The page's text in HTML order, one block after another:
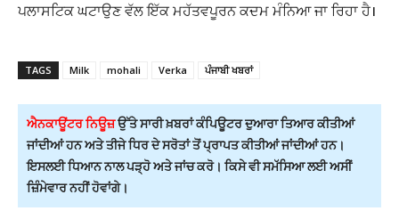
ਪਲਾਸਟਿਕ ਘਟਾਉਣ ਵੱਲ ਇੱਕ ਮਹੱਤਵਪੂਰਨ ਕਦਮ ਮੰਨਿਆ ਜਾ ਰਿਹਾ ਹੈ।
TAGS Milk mohali Verka ਪੰਜਾਬੀ ਖਬਰਾਂ
ਐਨਕਾਊਂਟਰ ਨਿਊਜ਼ਉੱਤੇ ਸਾਰੀ ਖ਼ਬਰਾਂ ਕੰਪਿਊਟਰ ਦੁਆਰਾ ਤਿਆਰ ਕੀਤੀਆਂ
ਜਾਂਦੀਆਂ ਹਨ ਅਤੇ ਤੀਜੇ ਧਿਰ ਦੇ ਸਰੋਤਾਂ ਤੋਂ ਪ੍ਰਾਪਤ ਕੀਤੀਆਂ ਜਾਂਦੀਆਂ ਹਨ।
ਇਸਲਈ ਧਿਆਨ ਨਾਲ ਪੜ੍ਹੋ ਅਤੇ ਜਾਂਚ ਕਰੋ। ਕਿਸੇ ਵੀ ਸਮੱਸਿਆ ਲਈ ਅਸੀਂ
ਜ਼ਿੰਮੇਵਾਰ ਨਹੀਂ ਹੋਵਾਂਗੇ।